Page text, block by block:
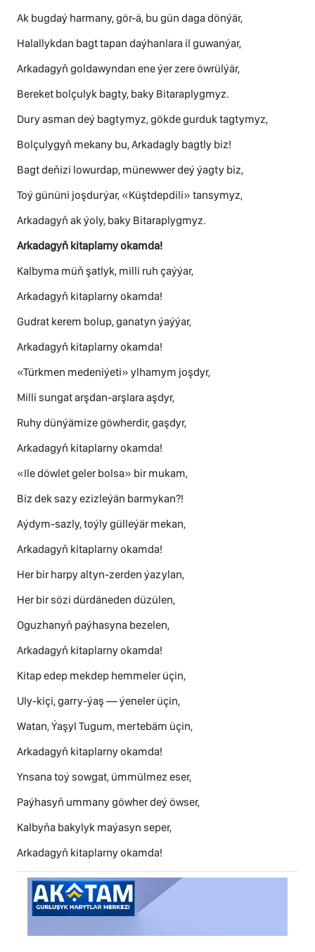
Ak bugdaý harmany, gör-ä, bu gün daga dönýär,
Halallykdan bagt tapan daýhanlara il guwanýar,
Arkadagyň goldawyndan ene ýer zere öwrülýär,
Bereket bolçulyk bagty, baky Bitaraplygmyz.
Dury asman deý bagtymyz, gökde gurduk tagtymyz,
Bolçulygyň mekany bu, Arkadagly bagtly biz!
Bagt deňizi lowurdap, münewwer deý ýagty biz,
Toý gününi joşdurýar, «Küştdepdili» tansymyz,
Arkadagyň ak ýoly, baky Bitaraplygmyz.
Arkadagyň kitaplarny okamda!
Kalbyma müň şatlyk, milli ruh çaýýar,
Arkadagyň kitaplarny okamda!
Gudrat kerem bolup, ganatyn ýaýýar,
Arkadagyň kitaplarny okamda!
«Türkmen medeniýeti» ylhamym joşdyr,
Milli sungat arşdan-arşlara aşdyr,
Ruhy dünýämize göwherdir, gaşdyr,
Arkadagyň kitaplarny okamda!
«Ile döwlet geler bolsa» bir mukam,
Biz dek sazy ezizleýän barmykan?!
Aýdym-sazly, toýly gülleýär mekan,
Arkadagyň kitaplarny okamda!
Her bir harpy altyn-zerden ýazylan,
Her bir sözi dürdäneden düzülen,
Oguzhanyň paýhasyna bezelen,
Arkadagyň kitaplarny okamda!
Kitap edep mekdep hemmeler üçin,
Uly-kiçi, garry-ýaş — ýeneler üçin,
Watan, Ýaşyl Tugum, mertebäm üçin,
Arkadagyň kitaplarny okamda!
Ynsana toý sowgat, ümmülmez eser,
Paýhasyň ummany göwher deý öwser,
Kalbyňa bakylyk maýasyn seper,
Arkadagyň kitaplarny okamda!